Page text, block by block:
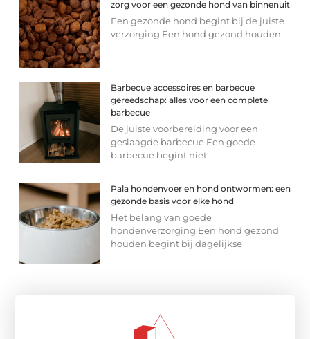
zorg voor een gezonde hond van binnenuit
Een gezonde hond begint bij de juiste
verzorging Een hond gezond houden
Barbecue accessoires en barbecue
gereedschap: alles voor een complete
barbecue
De juiste voorbereiding voor een
geslaagde barbecue Een goede
barbecue begint niet
Pala hondenvoer en hond ontwormen: een
gezonde basis voor elke hond
Het belang van goede
hondenverzorging Een hond gezond
houden begint bij dagelijkse